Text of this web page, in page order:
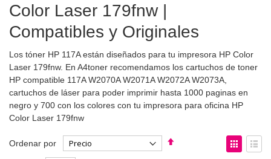
Color Laser 179fnw |
Compatibles y Originales
Los tóner HP 117A están diseñados para tu impresora HP Color
Laser 179fnw. En A4toner recomendamos los cartuchos de toner
HP compatible 117A W2070A W2071A W2072A W2073A,
cartuchos de láser para poder imprimir hasta 1000 paginas en
negro y 700 con los colores con tu impresora para oficina HP
Color Laser 179fnw
Ordenar por
Fijar
Ver
como